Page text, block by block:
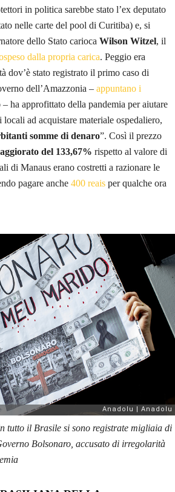
in politica sarebbe stato l’ex deputato
nelle carte del pool di Curitiba) e, si
dello Stato carioca Wilson Witzel, il
dalla propria carica. Peggio era
dov’è stato registrato il primo caso di
dell’Amazzonia – appuntano i
ha approfittato della pandemia per aiutare
ad acquistare materiale ospedaliero,
somme di denaro”. Così il prezzo
del 133,67% rispetto al valore di
di Manaus erano costretti a razionare le
pagare anche 400 reais per qualche ora
tutto il Brasile si sono registrate migliaia di
Bolsonaro, accusato di irregolarità